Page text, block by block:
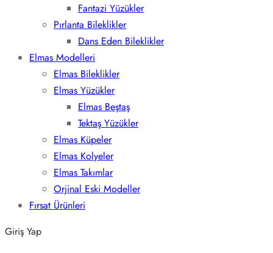
Fantazi Yüzükler
Pırlanta Bileklikler
Dans Eden Bileklikler
Elmas Modelleri
Elmas Bileklikler
Elmas Yüzükler
Elmas Beştaş
Tektaş Yüzükler
Elmas Küpeler
Elmas Kolyeler
Elmas Takımlar
Orjinal Eski Modeller
Fırsat Ürünleri
Giriş Yap